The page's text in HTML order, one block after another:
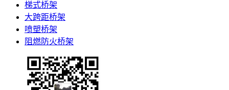
梯式桥架
大跨距桥架
喷塑桥架
阻燃防火桥架